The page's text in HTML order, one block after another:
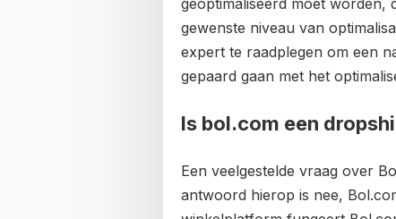
geoptimaliseerd moet worden,
gewenste niveau van
expert te raadplegen om een
gepaard gaan met het
Is bol.com een
Een veelgestelde vraag over
antwoord hierop is nee,